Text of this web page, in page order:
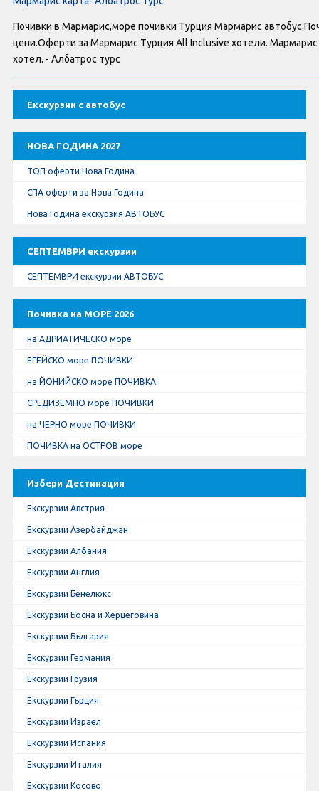
Оферти За Нова Година
Септемврийски Празници
Автобусни Екскурзии
Албатрос Турс
Документи
Общи условия
Стандартен Формуляр
Екскурзии с автобус
НОВА ГОДИНА 2027
ТОП оферти Нова Година
СПА оферти за Нова Година
Нова Година екскурзия АВТОБУС
СЕПТЕМВРИ екскурзии
СЕПТЕМВРИ екскурзии АВТОБУС
Почивка на МОРЕ 2026
на АДРИАТИЧЕСКО море
ЕГЕЙСКО море ПОЧИВКИ
на ЙОНИЙСКО море ПОЧИВКА
СРЕДИЗЕМНО море ПОЧИВКИ
на ЧЕРНО море ПОЧИВКИ
ПОЧИВКА на ОСТРОВ море
Избери Дестинация
Екскурзии Австрия
Екскурзии Азербайджан
Екскурзии Албания
Екскурзии Англия
Екскурзии Бенелюкс
Екскурзии Босна и Херцеговина
Екскурзии България
Екскурзии Германия
Екскурзии Грузия
Екскурзии Гърция
Екскурзии Израел
Екскурзии Испания
Екскурзии Италия
Екскурзии Косово
Почивки в Мармарис,море почивки Турция Мармарис
цени.Оферти за Мармарис Турция All Inclusive хотели.
хотел. - Албатрос турс